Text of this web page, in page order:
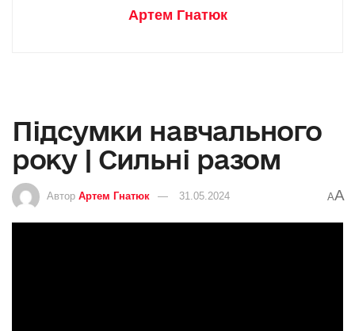
Артем Гнатюк
Підсумки навчального
року | Сильні разом
Автор Артем Гнатюк 31.05.2024 AA